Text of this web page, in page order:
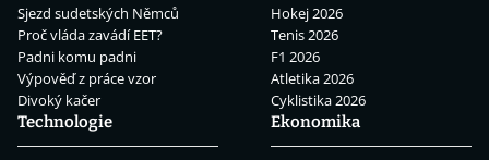
Sjezd sudetských Němců
Proč vláda zavádí EET?
Padni komu padni
Výpověď z práce vzor
Divoký kačer
Hokej 2026
Tenis 2026
F1 2026
Atletika 2026
Cyklistika 2026
Technologie
Ekonomika